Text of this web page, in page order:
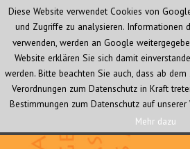
Audio Creativ
Diese Website verwendet Cookies von
und Zugriffe zu analysieren. Informationen
verwenden, werden an Google
Website erklären Sie sich damit
werden. Bitte beachten Sie auch, dass ab
Verordnungen zum Datenschutz in Kraft
Bestimmungen zum Datenschutz auf unserer
Mehr dazu